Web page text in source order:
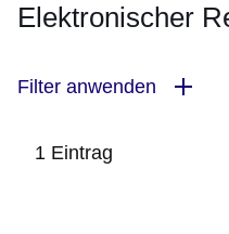
Elektronischer
Filter anwenden
1 Eintrag